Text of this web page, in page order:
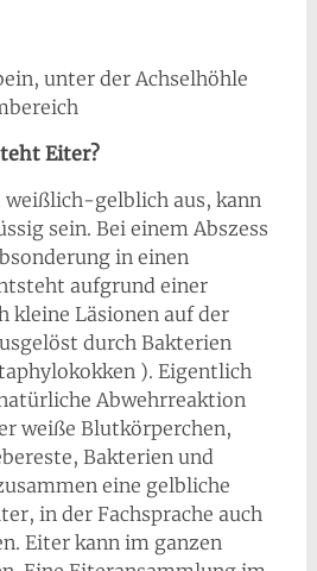
unter der Achselhöhle
Eiter?
gelblich aus, kann
sein. Bei einem Abszess
in einen
aufgrund einer
kleine Läsionen auf der
durch Bakterien
). Eigentlich
Abwehrreaktion
weiße Blutkörperchen,
Bakterien und
eine gelbliche
in der Fachsprache auch
Eiter kann im ganzen